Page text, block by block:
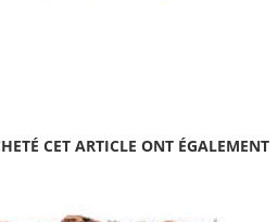
CET ARTICLE ONT ÉGALEMENT